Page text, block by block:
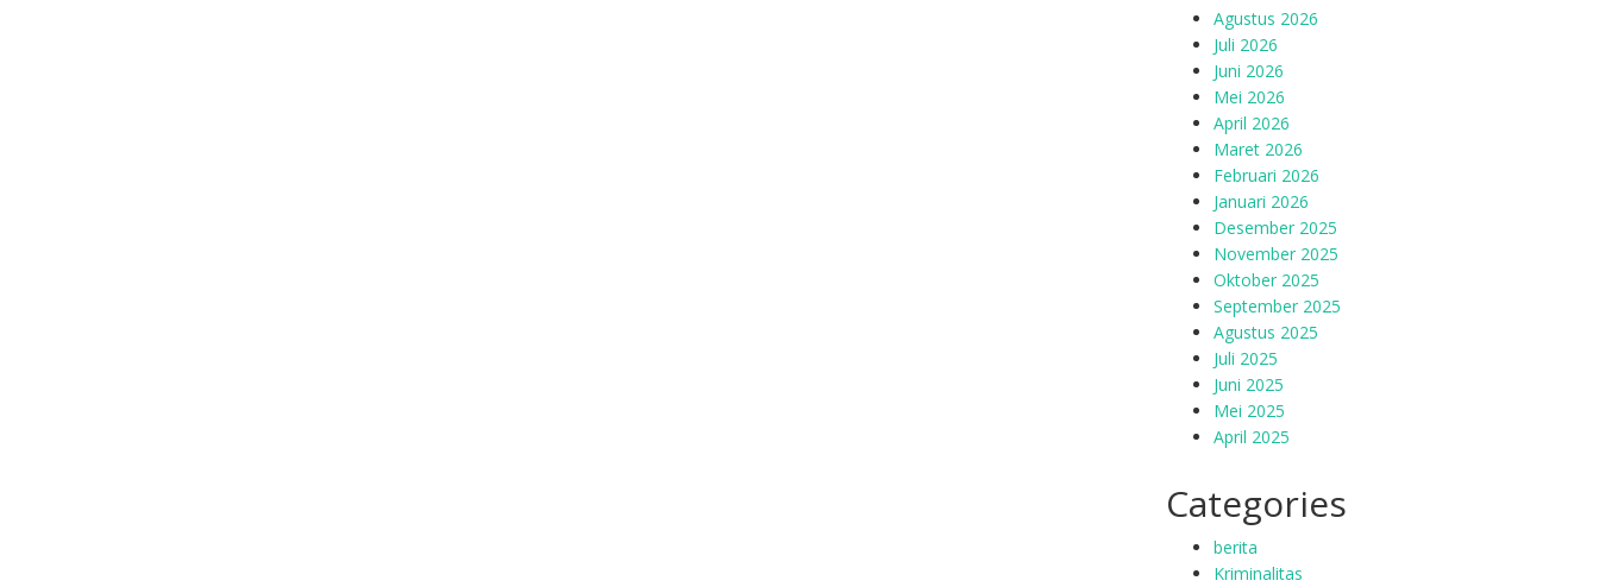
Agustus 2026
Juli 2026
Juni 2026
Mei 2026
April 2026
Maret 2026
Februari 2026
Januari 2026
Desember 2025
November 2025
Oktober 2025
September 2025
Agustus 2025
Juli 2025
Juni 2025
Mei 2025
April 2025
Categories
berita
Kriminalitas